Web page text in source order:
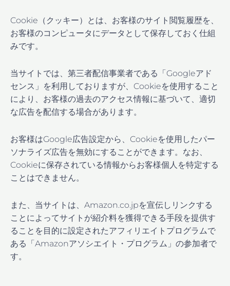
Cookie（クッキー）とは、お客様のサイト閲覧履歴を、
お客様のコンピュータにデータとして保存しておく仕組
みです。
当サイトでは、第三者配信事業者である「Googleアド
センス」を利用しておりますが、Cookieを使用すること
により、お客様の過去のアクセス情報に基づいて、適切
な広告を配信する場合があります。
お客様はGoogle広告設定から、Cookieを使用したパー
ソナライズ広告を無効にすることができます。なお、
Cookieに保存されている情報からお客様個人を特定する
ことはできません。
また、当サイトは、Amazon.co.jpを宣伝しリンクする
ことによってサイトが紹介料を獲得できる手段を提供す
ることを目的に設定されたアフィリエイトプログラムで
ある「Amazonアソシエイト・プログラム」の参加者で
す。